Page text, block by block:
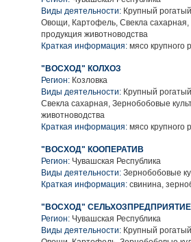
Виды деятельности: Крупный
Овощи, Картофель, Свекла
продукция животноводства
Краткая информация: мясо крупного
"ВОСХОД" КОЛХОЗ
Регион: Козловка
Виды деятельности: Крупный
Свекла сахарная, Зернобобовые
животноводства
Краткая информация: мясо крупного
"ВОСХОД" КООПЕРАТИВ
Регион: Чувашская Республика
Виды деятельности: Зернобобовые
Краткая информация: свинина,
"ВОСХОД"
Регион: Чувашская Республика
Виды деятельности: Крупный